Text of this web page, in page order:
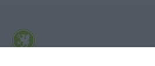
z o.o. Internetowy Serwis Informacyjny Miasta